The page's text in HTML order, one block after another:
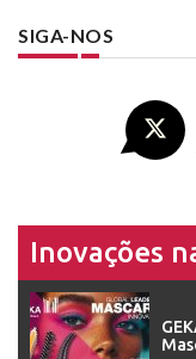
SIGA-NOS
Inovações